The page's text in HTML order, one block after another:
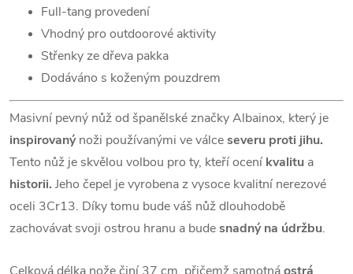
Full-tang provedení
Vhodný pro outdoorové aktivity
Střenky ze dřeva pakka
Dodáváno s koženým pouzdrem
Masivní pevný nůž od španělské značky Albainox, který je
inspirovanýnoži používanými ve válceseveru proti jihu.
Tento nůž je skvělou volbou pro ty, kteří ocení kvalitu a
historii. Jeho čepel je vyrobena z vysoce kvalitní nerezové
oceli 3Cr13. Díky tomu bude váš nůž dlouhodobě
zachovávat svoji ostrou hranu a budesnadný na údržbu.